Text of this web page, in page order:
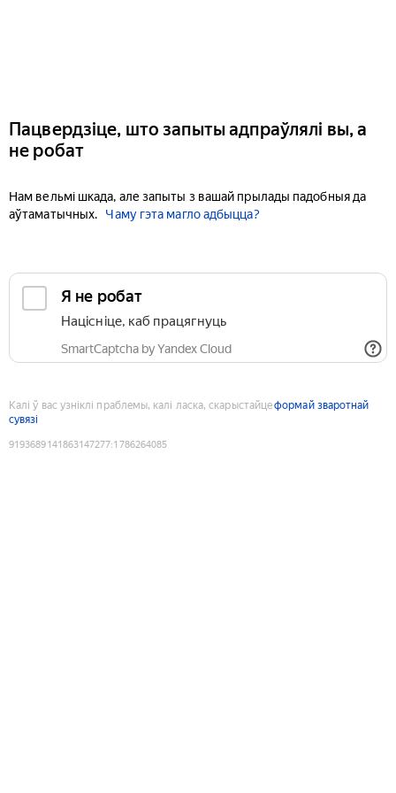
Пацвердзіце, што запыты адпраўлялі вы, а
не робат
Нам вельмі шкада, але запыты з вашай прылады падобныя да
аўтаматычных.
Чаму гэта магло адбыцца?
Я не робат
Націсніце, каб працягнуць
SmartCaptcha by Yandex Cloud
Калі ў вас узніклі праблемы, калі ласка, скарыстайцеформай зваротнай
сувязі
9193689141863147277:1786264085